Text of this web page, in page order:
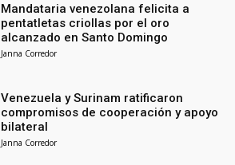
Mandataria venezolana felicita a
pentatletas criollas por el oro
alcanzado en Santo Domingo
Janna Corredor
Venezuela y Surinam ratificaron
compromisos de cooperación y apoyo
bilateral
Janna Corredor